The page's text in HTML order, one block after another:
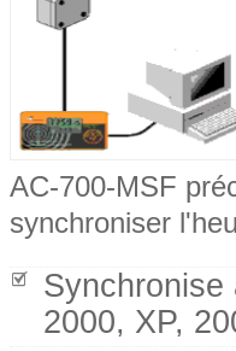
AC-700-MSF
synchroniser
Synchronise
2000, XP,